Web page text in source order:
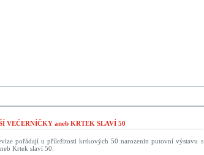
VEČERNÍČKY aneb KRTEK SLAVÍ 50
pořádají u příležitosti krtkových 50 narozenin putovní výstavu s
Krtek slaví 50.